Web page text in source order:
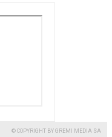
© COPYRIGHT BY GREMI MEDIA SA